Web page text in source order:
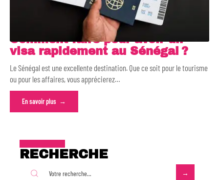
Comment faire pour avoir un
visa rapidement au Sénégal ?
Le Sénégal est une excellente destination. Que ce soit pour le tourisme
ou pour les affaires, vous apprécierez…
En savoir plus
RECHERCHE